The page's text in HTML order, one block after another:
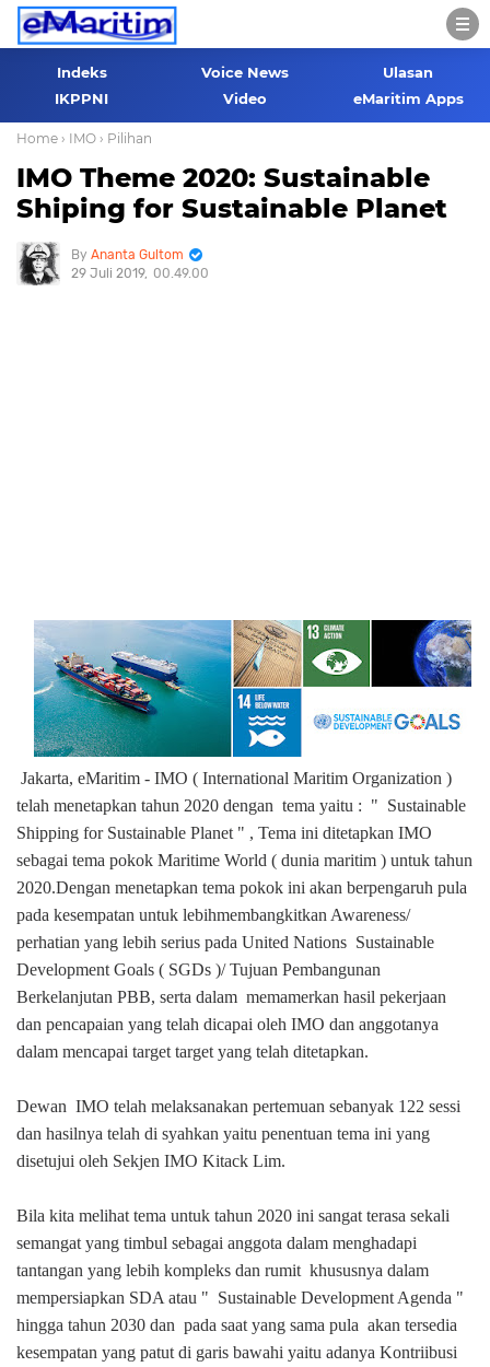
Indeks Voice News
Ulasan
IKPPNI
Video eMaritim Apps
Home › IMO › Pilihan
IMO Theme 2020: Sustainable
Shiping for Sustainable Planet
Ananta Gultom
29 Juli 2019 00.49.00
Jakarta, eMaritim - IMO ( International Maritim Organization )
telah menetapkan tahun 2020 dengan tema yaitu : " Sustainable
Shipping for Sustainable Planet " , Tema ini ditetapkan IMO
sebagai tema pokok Maritime World ( dunia maritim ) untuk tahun
2020.Dengan menetapkan tema pokok ini akan berpengaruh pula
pada kesempatan untuk lebihmembangkitkan Awareness/
perhatian yang lebih serius pada United Nations Sustainable
Development Goals ( SGDs )/ Tujuan Pembangunan
Berkelanjutan PBB, serta dalam memamerkan hasil pekerjaan
dan pencapaian yang telah dicapai oleh IMO dan anggotanya
dalam mencapai target target yang telah ditetapkan.
Dewan IMO telah melaksanakan pertemuan sebanyak 122 sessi
dan hasilnya telah di syahkan yaitu penentuan tema ini yang
disetujui oleh Sekjen IMO Kitack Lim.
Bila kita melihat tema untuk tahun 2020 ini sangat terasa sekali
semangat yang timbul sebagai anggota dalam menghadapi
tantangan yang lebih kompleks dan rumit khususnya dalam
mempersiapkan SDA atau " Sustainable Development Agenda "
hingga tahun 2030 dan pada saat yang sama pula akan tersedia
kesempatan yang patut di garis bawahi yaitu adanya Kontriibusi